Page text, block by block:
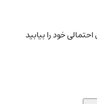
خود را بیابید